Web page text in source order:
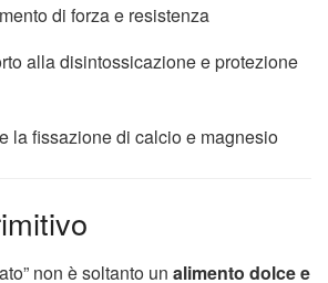
di forza e resistenza
alla disintossicazione e protezione
la fissazione di calcio e magnesio
non è soltanto un alimento dolce e